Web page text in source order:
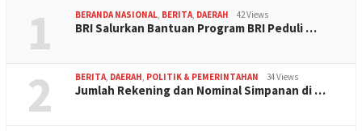
1 BERANDA NASIONAL BERITA DAERAH 42 Views
BRI Salurkan Bantuan Program BRI Peduli …
2 BERITA DAERAH POLITIK & PEMERINTAHAN 34 Views
Jumlah Rekening dan Nominal Simpanan di …